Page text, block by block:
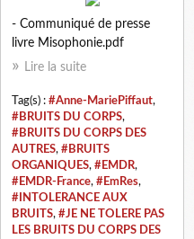
- Communiqué de presse
livre Misophonie.pdf
Lire la suite
Tag(s) : #Anne-MariePiffaut,
#BRUITS DU CORPS,
#BRUITS DU CORPS DES
AUTRES, #BRUITS
ORGANIQUES, #EMDR,
#EMDR-France, #EmRes,
#INTOLERANCE AUX
BRUITS, #JE NE TOLERE PAS
LES BRUITS DU CORPS DES